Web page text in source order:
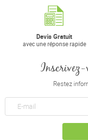
Devis Gratuit
avec une réponse rapide
Inscrivez-
Restez